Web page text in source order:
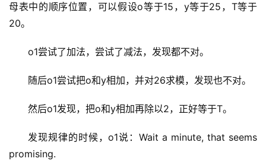
母表中的顺序位置，可以假设o等于15，y等于25，T等于
20。
o1尝试了加法，尝试了减法，发现都不对。
随后o1尝试把o和y相加，并对26求模，发现也不对。
然后o1发现，把o和y相加再除以2，正好等于T。
发现规律的时候，o1说：Wait a minute, that seems
promising.